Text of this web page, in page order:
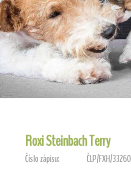
Roxi Steinbach Terry
Číslo zápisu: ČLP/FXH/33260